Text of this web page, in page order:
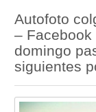
Autofoto
–
domingo
siguientes